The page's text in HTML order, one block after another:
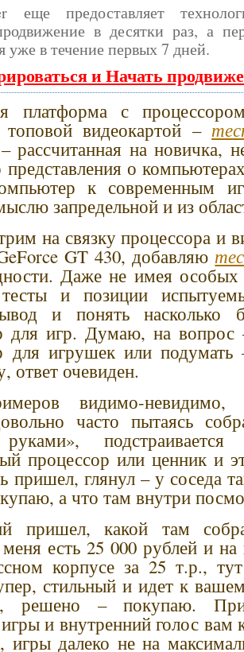
еще предоставляет
в десятки раз, а
уже в течение первых 7 дней.
и Начать
платформа с
топовой видеокартой –
рассчитанная на новичка,
представления о
к современным
запредельной и из
на связку процессора и
GT 430, добавляю
Даже не имея особых
и позиции
и понять насколько
для игр. Думаю, на вопрос
для игрушек или
ответ очевиден.
видимо-невидимо,
часто пытаясь
процессор или ценник и
пришел, глянул – у соседа
а что там внутри
пришел, какой там
есть 25 000 рублей и на
корпусе за 25 т.р.,
стильный и идет к
решено – покупаю.
и внутренний голос вам
игры далеко не на